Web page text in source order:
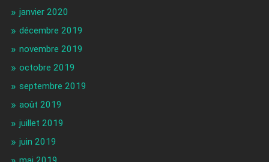
janvier 2020
décembre 2019
novembre 2019
octobre 2019
septembre 2019
août 2019
juillet 2019
juin 2019